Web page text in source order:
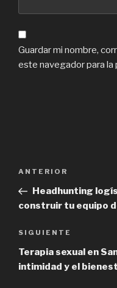
Guardar mi nombre,
este navegador para la
entradas
Previous
Post
ANTERIOR
Headhunting
construir tu equipo
Next
Post
SIGUIENTE
Terapia sexual en
intimidad y el